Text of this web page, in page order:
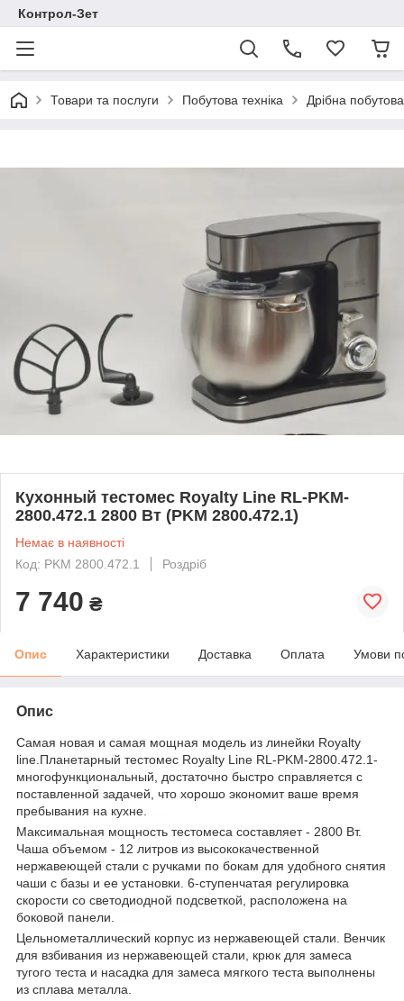
Контрол-Зет
Товари та послуги Побутова техніка Дрібна
Кухонный тестомес Royalty Line RL-PKM-
2800.472.1 2800 Вт (PKM 2800.472.1)
Немає в наявності
Код: PKM 2800.472.1
Роздріб
7 740 ₴
Опис Характеристики Доставка Оплата Умови
Опис
Самая новая и самая мощная модель из линейки Royalty
line.Планетарный тестомес Royalty Line RL-PKM-2800.472.1-
многофункциональный, достаточно быстро справляется с
поставленной задачей, что хорошо экономит ваше время
пребывания на кухне.
Максимальная мощность тестомеса составляет - 2800 Вт.
Чаша объемом - 12 литров из высококачественной
нержавеющей стали с ручками по бокам для удобного снятия
чаши с базы и ее установки. 6-ступенчатая регулировка
скорости со светодиодной подсветкой, расположена на
боковой панели.
Цельнометаллический корпус из нержавеющей стали. Венчик
для взбивания из нержавеющей стали, крюк для замеса
тугого теста и насадка для замеса мягкого теста выполнены
из сплава металла.